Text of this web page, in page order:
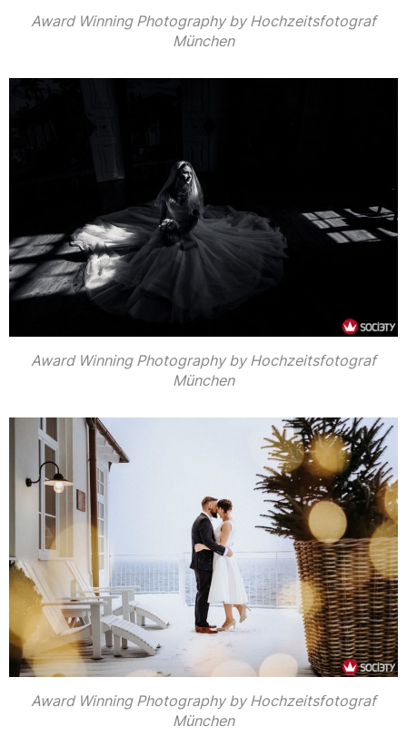
Award Winning Photography by Hochzeitsfotograf
München
Award Winning Photography by Hochzeitsfotograf
München
Award Winning Photography by Hochzeitsfotograf
München